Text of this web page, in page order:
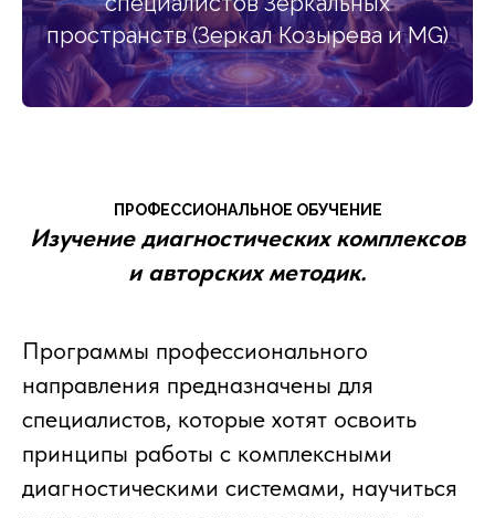
пространств (Зеркал Козырева и MG)
ПРОФЕССИОНАЛЬНОЕ ОБУЧЕНИЕ
Изучение диагностических комплексов
и авторских методик.
Программы профессионального
направления предназначены для
специалистов, которые хотят освоить
принципы работы с комплексными
диагностическими системами, научиться